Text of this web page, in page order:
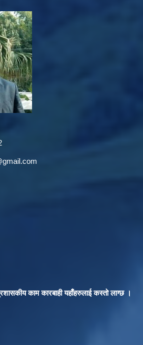
काम कारबाही यहाँहरुलाई कस्तो लाग्छ ।